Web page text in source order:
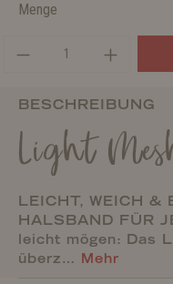
Menge
BESCHREIBUNG
Light
LEICHT, WEICH &
HALSBAND FÜR
leicht mögen: Das
überz… Mehr